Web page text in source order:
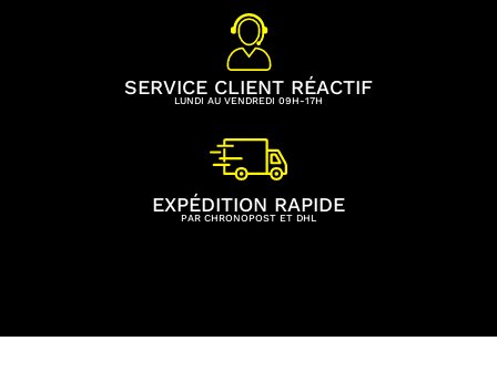
SERVICE CLIENT RÉACTIF
LUNDI AU VENDREDI 09H-17H
EXPÉDITION RAPIDE
PAR CHRONOPOST ET DHL